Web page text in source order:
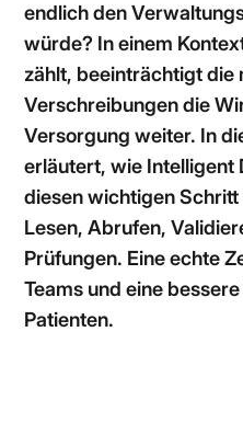
endlich den
würde? In einem
zählt, beeinträchtigt die
Verschreibungen die
Versorgung weiter. In
erläutert, wie Intelligent
diesen wichtigen
Lesen, Abrufen,
Prüfungen. Eine echte
Teams und eine
Patienten.